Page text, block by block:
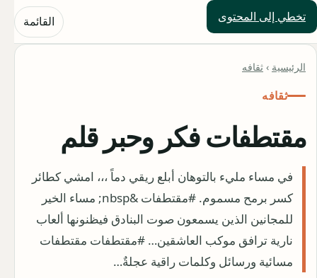
تخطي إلى المحتوى
حلول العالم القائمة
الرئيسية › ثقافه
ثقافه
مقتطفات فكر وحبر قلم
في مساء مليء بالتوهان أبلع ريقي دماً ،،، امشي كطائر
كسر برمح مسموم. #مقتطفات &nbsp; مساء الخير
للمجانين الذين يسمعون صوت البنادق فيظنونها ألعاب
نارية ترافق موكب العاشقين… #مقتطفات مقتطفات
مسائية ورسائل وكلمات راقية عجلةٌ…